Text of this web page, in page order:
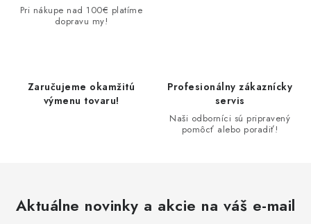
Pri nákupe nad 100€ platíme
dopravu my!
Zaručujeme okamžitú
výmenu tovaru!
Profesionálny zákaznícky
servis
Naši odborníci sú pripravený
pomôcť alebo poradiť!
Aktuálne novinky a akcie na váš e-mail